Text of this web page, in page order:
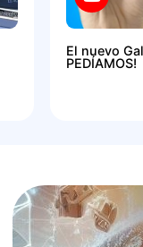
El nuevo
PEDÍAMOS!